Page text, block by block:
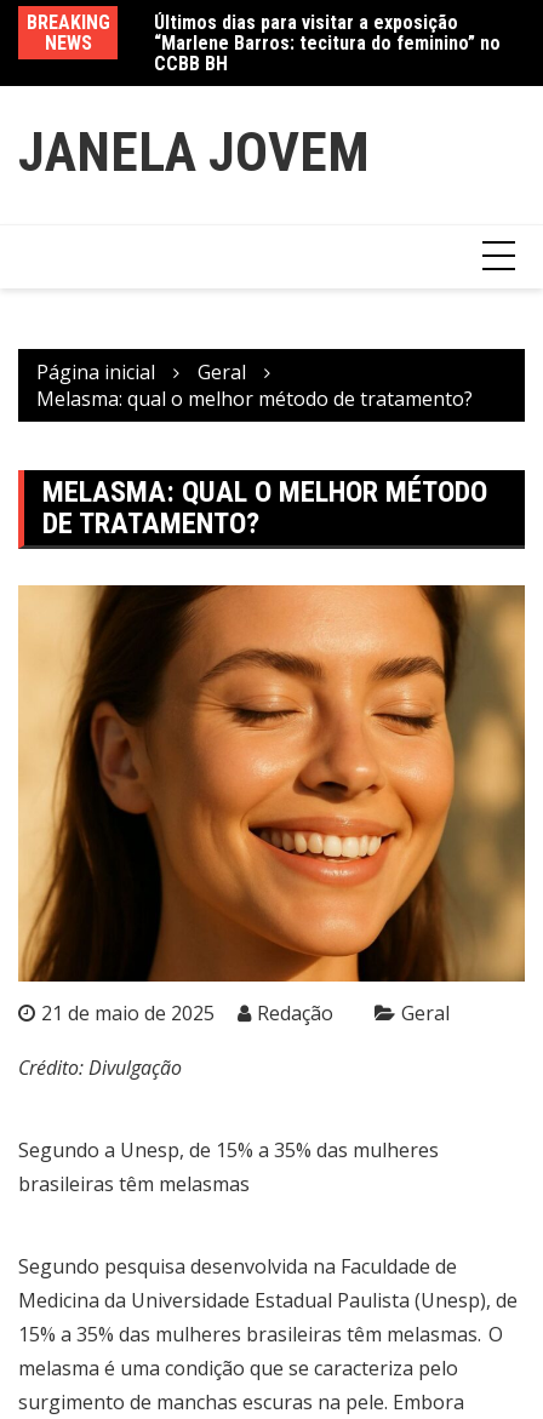
conteúdo
BREAKING
NEWS
“Marlene Barros: tecitura do feminino” no
CCBB BH
Amanda Mangili transforma beleza e
inclusão em conexão real nas redes
JANELA JOVEM
Página inicial
Geral
Melasma: qual o melhor método de tratamento?
MELASMA: QUAL O MELHOR MÉTODO
DE TRATAMENTO?
21 de maio de 2025 Redação Geral
Crédito: Divulgação
Segundo a Unesp, de 15% a 35% das mulheres
brasileiras têm melasmas
Segundo pesquisa desenvolvida na Faculdade de
Medicina da Universidade Estadual Paulista (Unesp), de
15% a 35% das mulheres brasileiras têm melasmas. O
melasma é uma condição que se caracteriza pelo
surgimento de manchas escuras na pele. Embora